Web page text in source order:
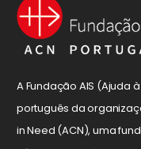
A Fundação AIS (Ajuda
português da
in Need (ACN), uma